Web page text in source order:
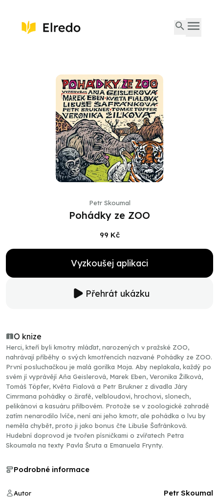
Petr Skoumal
Pohádky ze ZOO
99 Kč
Vyzkoušej aplikaci
Přehrát ukázku
O knize
Herci, kteří byli kmotry mláďat, narozených v pražské ZOO,
nahrávají příběhy o svých kmotřencích nazvané Pohádky ze ZOO.
První posluchačkou je malá gorilka Moja. Aby neplakala, každý po
svém jí vyprávějí Aňa Geislerová, Marek Eben, Veronika Žilková,
Tomáš Töpfer, Květa Fialová a Petr Brukner z divadla Járy
Cimrmana pohádky o žirafě, velbloudovi, hrochovi, slonech,
pelikánovi a kasuáru přilbovém. Protože se v zoologické zahradě
zatím nenarodilo lvíče, není ani jeho kmotr, ale pohádka o lvu by
neměla chybět, proto ji jako bonus čte Libuše Šafránková.
Hudební doprovod je tvořen písničkami o zvířatech Petra
Skoumala na texty Pavla Šruta a Emanuela Frynty.
Podrobné informace
Autor Petr Skoumal